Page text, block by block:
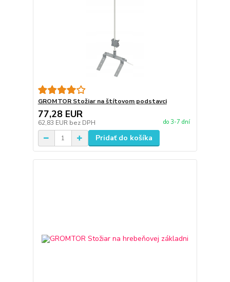
GROMTOR Stožiar na štítovom podstavci
77,28 EUR
62,83 EUR bez DPH do 3-7 dní
Pridať do košíka